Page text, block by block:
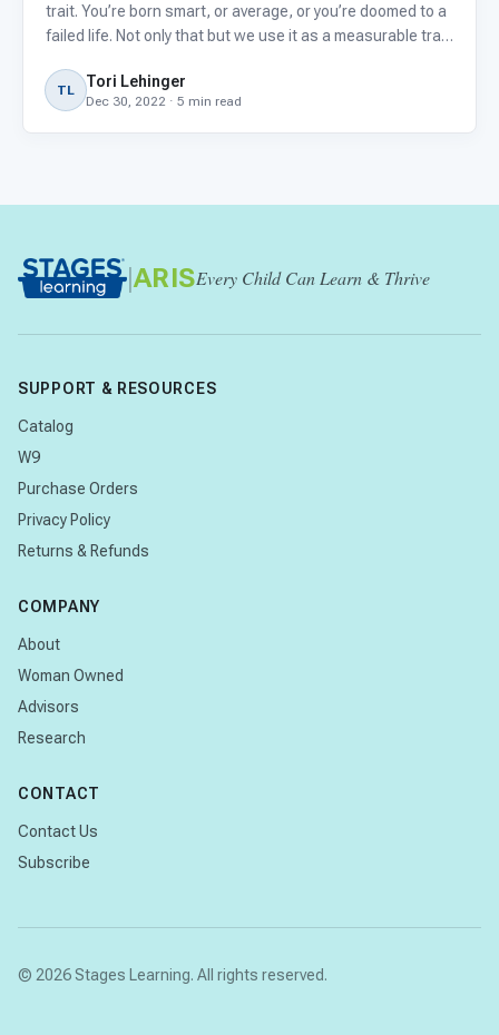
trait. You’re born smart, or average, or you’re doomed to a
failed life. Not only that but we use it as a measurable trait
conjunction with academic ability. But
TL Tori Lehinger
Dec 30, 2022 · 5 min read
| ARISEvery Child Can Learn & Thrive
SUPPORT & RESOURCES
Catalog
W9
Purchase Orders
Privacy Policy
Returns & Refunds
COMPANY
About
Woman Owned
Advisors
Research
CONTACT
Contact Us
Subscribe
© 2026 Stages Learning. All rights reserved.